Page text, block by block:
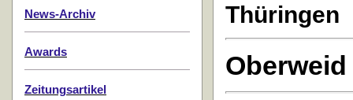
News-Archiv
Awards
Zeitungsartikel
Thüringen
Oberweid